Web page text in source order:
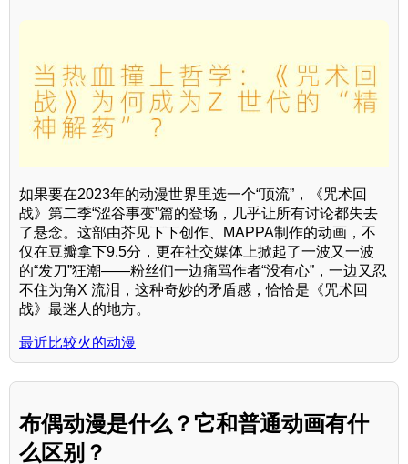
如果要在2023年的动漫世界里选一个“顶流”，《咒术回
战》第二季“涩谷事变”篇的登场，几乎让所有讨论都失去
了悬念。这部由芥见下下创作、MAPPA制作的动画，不
仅在豆瓣拿下9.5分，更在社交媒体上掀起了一波又一波
的“发刀”狂潮——粉丝们一边痛骂作者“没有心”，一边又忍
不住为角X 流泪，这种奇妙的矛盾感，恰恰是《咒术回
战》最迷人的地方。
最近比较火的动漫
布偶动漫是什么？它和普通动画有什
么区别？